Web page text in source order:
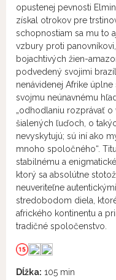
opustenej pevnosti
získal otrokov pre
schopnostiam sa mu to
vzbury proti
bojachtivých žien-
podvedený svojimi
nenávidenej Afrike
svojmu neúnavnému
„odhodlaniu rozprávať
šialených ľuďoch, o
nevyskytujú; sú iní ako
mnoho spoločného“.
stabilnému a
ktorý sa absolútne
neuveriteľne
stredobodom diela,
afrického kontinentu a
tradičné spoločenstvo.
Dĺžka: 105 min